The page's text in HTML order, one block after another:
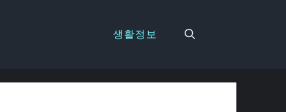
생활정보